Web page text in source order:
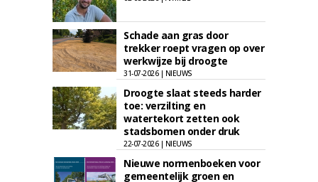
Schade aan gras door
trekker roept vragen op over
werkwijze bij droogte
31-07-2026 | NIEUWS
Droogte slaat steeds harder
toe: verzilting en
watertekort zetten ook
stadsbomen onder druk
22-07-2026 | NIEUWS
Nieuwe normenboeken voor
gemeentelijk groen en